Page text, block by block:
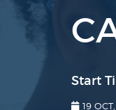
Start
19